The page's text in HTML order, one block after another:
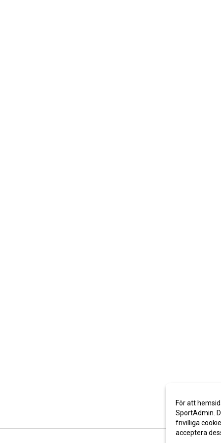
För att
SportAdmin.
frivilliga
acceptera